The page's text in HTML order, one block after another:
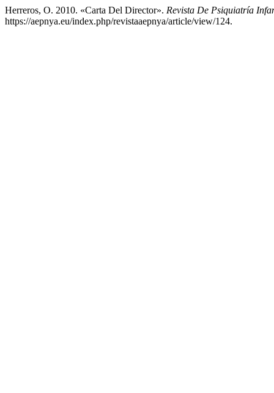
Herreros, O. 2010. «Carta Del Director». Revista De Psiquiatría
https://aepnya.eu/index.php/revistaaepnya/article/view/124.